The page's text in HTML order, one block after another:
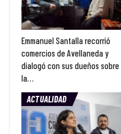
Emmanuel Santalla recorrió
comercios de Avellaneda y
dialogó con sus dueños sobre
la…
ACTUALIDAD